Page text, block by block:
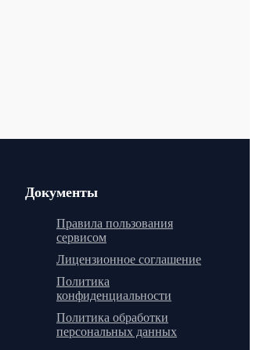
Документы
Правила пользования
сервисом
Лицензионное соглашение
Политика
конфиденциальности
Политика обработки
персональных данных